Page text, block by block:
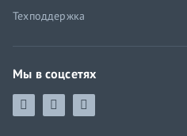
Техподдержка
Мы в соцсетях